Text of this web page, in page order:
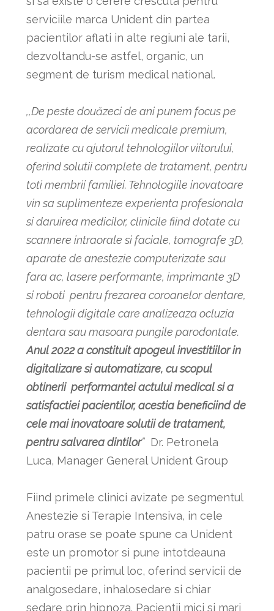
serviciile marca Unident din partea
pacientilor aflati in alte regiuni ale tarii,
dezvoltandu-se astfel, organic, un
segment de turism medical national.
,,De peste douăzeci de ani punem focus pe
acordarea de servicii medicale premium,
realizate cu ajutorul tehnologiilor viitorului,
oferind solutii complete de tratament, pentru
toti membrii familiei. Tehnologiile inovatoare
vin sa suplimenteze experienta profesionala
si daruirea medicilor, clinicile fiind dotate cu
scannere intraorale si faciale, tomografe 3D,
aparate de anestezie computerizate sau
fara ac, lasere performante, imprimante 3D
si roboti pentru frezarea coroanelor dentare,
tehnologii digitale care analizeaza ocluzia
dentara sau masoara pungile parodontale.
Anul 2022 a constituit apogeul investitiilor in
digitalizare si automatizare, cu scopul
obtinerii performantei actului medical si a
satisfactiei pacientilor, acestia beneficiind de
cele mai inovatoare solutii de tratament,
pentru salvarea dintilor”Dr. Petronela
Luca, Manager General Unident Group
Fiind primele clinici avizate pe segmentul
Anestezie si Terapie Intensiva, in cele
patru orase se poate spune ca Unident
este un promotor si pune intotdeauna
pacientii pe primul loc, oferind servicii de
analgosedare, inhalosedare si chiar
sedare prin hipnoza. Pacientii mici si mari